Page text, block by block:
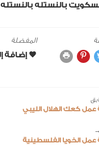
بالنستله بالنستله
المفضلة
عمل كعك الهلال الليبي
عمل الخويا الفلسطينية